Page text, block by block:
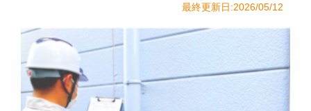
最終更新日:2026/05/12